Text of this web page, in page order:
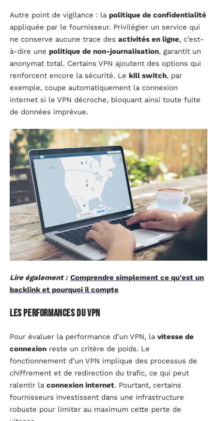
Autre point de vigilance : la politique de confidentialité
appliquée par le fournisseur. Privilégier un service qui
ne conserve aucune trace des activités en ligne, c’est-
à-dire une politique de non-journalisation, garantit un
anonymat total. Certains VPN ajoutent des options qui
renforcent encore la sécurité. Le kill switch, par
exemple, coupe automatiquement la connexion
internet si le VPN décroche, bloquant ainsi toute fuite
de données imprévue.
Lire également : Comprendre simplement ce qu'est un
backlink et pourquoi il compte
Les performances du VPN
Pour évaluer la performance d’un VPN, la vitesse de
connexion reste un critère de poids. Le
fonctionnement d’un VPN implique des processus de
chiffrement et de redirection du trafic, ce qui peut
ralentir la connexion internet. Pourtant, certains
fournisseurs investissent dans une infrastructure
robuste pour limiter au maximum cette perte de